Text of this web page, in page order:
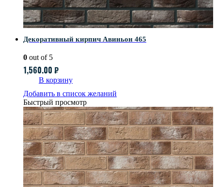
Декоративный кирпич Авиньон 465
0 out of 5
1,560.00 ₽
В корзину
Добавить в список желаний
Быстрый просмотр